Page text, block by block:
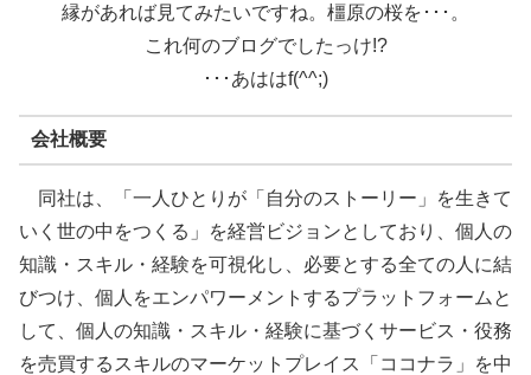
縁があれば見てみたいですね。橿原の桜を･･･。
これ何のブログでしたっけ!?
･･･あははf(^^;)
会社概要
同社は、「一人ひとりが「自分のストーリー」を生きて
いく世の中をつくる」を経営ビジョンとしており、個人の
知識・スキル・経験を可視化し、必要とする全ての人に結
びつけ、個人をエンパワーメントするプラットフォームと
して、個人の知識・スキル・経験に基づくサービス・役務
を売買するスキルのマーケットプレイス「ココナラ」を中